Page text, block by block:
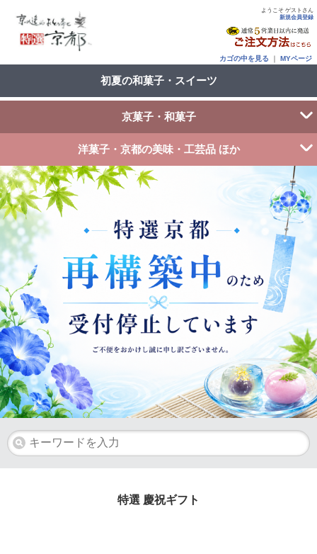
ようこそ ゲストさん
新規会員登録
カゴの中を見る ｜ MYページ
初夏の和菓子・スイーツ
京菓子・和菓子
洋菓子・京都の美味・工芸品 ほか
特選 慶祝ギフト